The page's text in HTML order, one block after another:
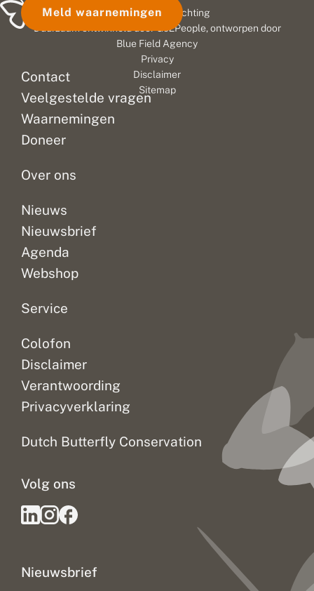
Contact
Veelgestelde vragen
Waarnemingen
Doneer
Over ons
Nieuws
Nieuwsbrief
Agenda
Webshop
Service
Colofon
Disclaimer
Verantwoording
Privacyverklaring
Dutch Butterfly Conservation
Nieuwsbrief
Volg ons
Meld waarnemingen
© 2026 Vlinderstichting
Duurzaam ontwikkeld door
Go2People, ontworpen door
Blue Field Agency
Privacy
Disclaimer
Sitemap